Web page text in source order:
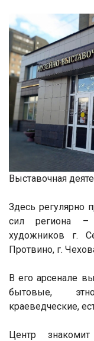
Выставочная
Здесь регулярно
сил региона –
художников г.
Протвино, г.
В его арсенале
бытовые,
краеведческие,
Центр